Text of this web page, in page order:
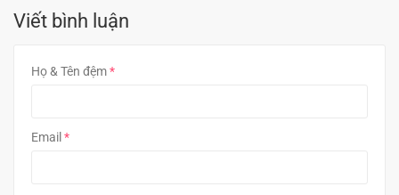
Viết bình luận
Họ & Tên đệm
Email